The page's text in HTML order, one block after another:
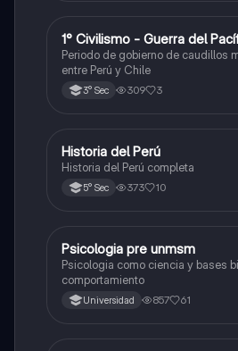
Ciencias Sociales
1° Civilismo - Guerra del
Periodo de gobierno de caudillos
entre Perú y Chile
3° Sec 309 3
Ciencias Sociales
Historia del Perú
Historia del Perú completa
5° Sec 373 10
Ciencias Sociales
Psicologia pre unmsm
Psicologia como ciencia y bases
comportamiento
Universidad 857 61